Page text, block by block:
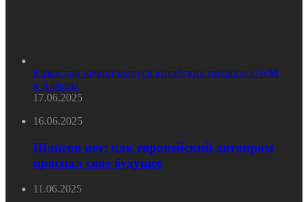
Казахстан начнет выпуск китайских пикапов GWM
в Алматы
17.06.2025
16.06.2025
Шансов нет: как европейский автопром
проспал свое будущее
11.06.2025